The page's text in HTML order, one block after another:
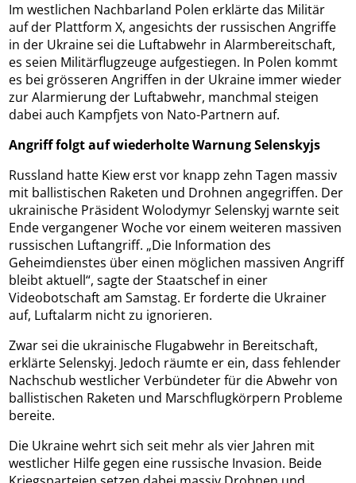
Im westlichen Nachbarland Polen erklärte das Militär
auf der Plattform X, angesichts der russischen Angriffe
in der Ukraine sei die Luftabwehr in Alarmbereitschaft,
es seien Militärflugzeuge aufgestiegen. In Polen kommt
es bei grösseren Angriffen in der Ukraine immer wieder
zur Alarmierung der Luftabwehr, manchmal steigen
dabei auch Kampfjets von Nato-Partnern auf.
Angriff folgt auf wiederholte Warnung Selenskyjs
Russland hatte Kiew erst vor knapp zehn Tagen massiv
mit ballistischen Raketen und Drohnen angegriffen. Der
ukrainische Präsident Wolodymyr Selenskyj warnte seit
Ende vergangener Woche vor einem weiteren massiven
russischen Luftangriff. „Die Information des
Geheimdienstes über einen möglichen massiven Angriff
bleibt aktuell“, sagte der Staatschef in einer
Videobotschaft am Samstag. Er forderte die Ukrainer
auf, Luftalarm nicht zu ignorieren.
Zwar sei die ukrainische Flugabwehr in Bereitschaft,
erklärte Selenskyj. Jedoch räumte er ein, dass fehlender
Nachschub westlicher Verbündeter für die Abwehr von
ballistischen Raketen und Marschflugkörpern Probleme
bereite.
Die Ukraine wehrt sich seit mehr als vier Jahren mit
westlicher Hilfe gegen eine russische Invasion. Beide